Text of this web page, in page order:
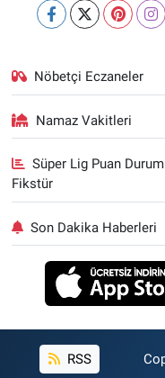
Nöbetçi Eczaneler
Namaz Vakitleri
Süper Lig Puan
Fikstür
Son Dakika Haberleri
RSS